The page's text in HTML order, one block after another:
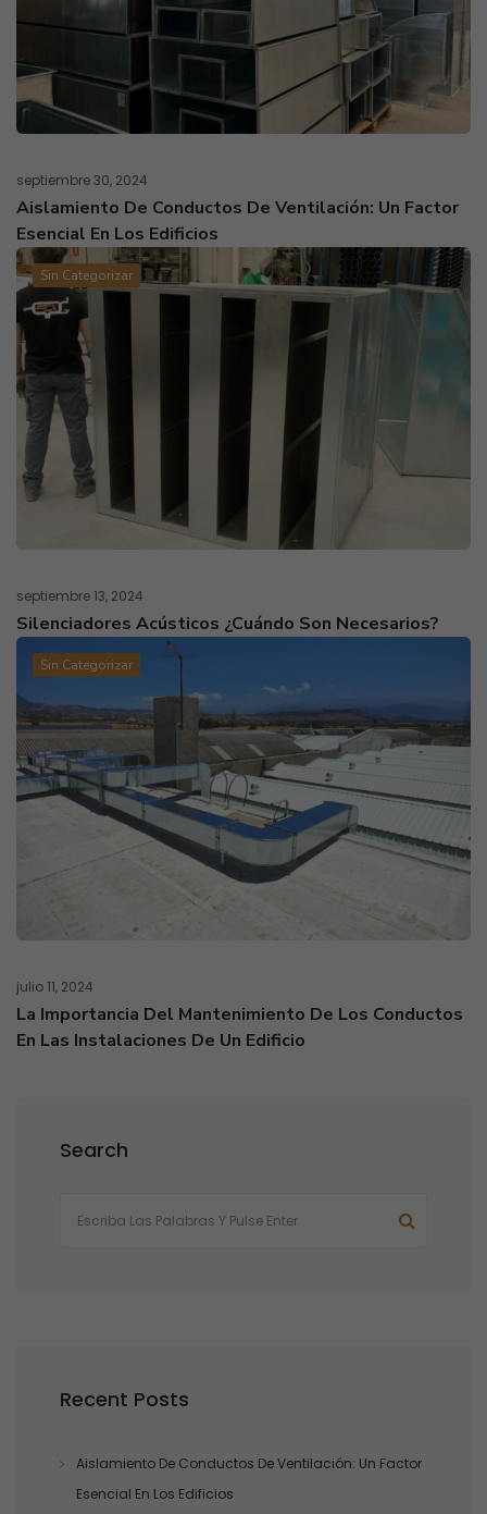
septiembre 30, 2024
Aislamiento De Conductos De Ventilación: Un Factor
Esencial En Los Edificios
Sin Categorizar
septiembre 13, 2024
Silenciadores Acústicos ¿cuándo Son Necesarios?
Sin Categorizar
julio 11, 2024
La Importancia Del Mantenimiento De Los Conductos
En Las Instalaciones De Un Edificio
Search
Recent Posts
Aislamiento De Conductos De Ventilación: Un Factor
Esencial En Los Edificios